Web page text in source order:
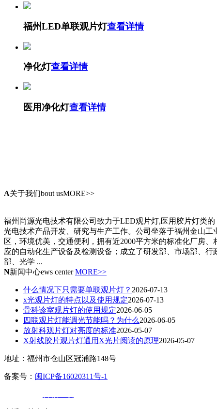
福州LED单联观片灯查看详情
净化灯查看详情
医用净化灯查看详情
A关于我们bout usMORE>>
福州尚源光电技术有限公司致力于LED观片灯,医用胶片灯类的
光电技术产品开发、研究与生产工作。公司坐落于福州金山工
区，环境优美，交通便利，拥有近2000平方米的标准化厂房、
应的自动化生产设备及检测设备；成立了研发部、市场部、行
部、光学 ...
N新闻中心ews center MORE>>
什么情况下只需要单联观片灯？ 2026-07-13
x光观片灯的特点以及使用规定2026-07-13
骨科诊室观片灯的使用规定2026-06-05
四联观片灯能调光节能吗？为什么2026-06-05
放射科观片灯对亮度的标准2026-05-07
X射线胶片观片灯通用X光片阅读的原理2026-05-07
地址：福州市仓山区冠浦路148号
备案号： 闽ICP备16020311号-1